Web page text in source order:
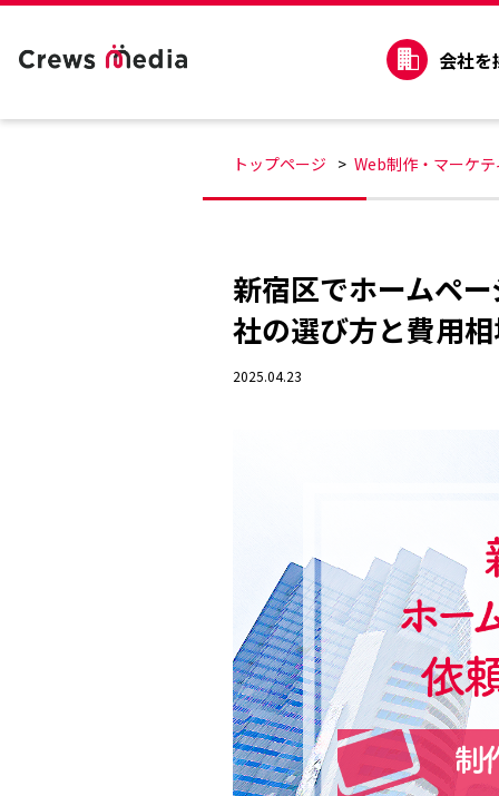
会社を
トップページ Web制作・マーケ
新宿区でホームペ
社の選び方と費用
2025.04.23